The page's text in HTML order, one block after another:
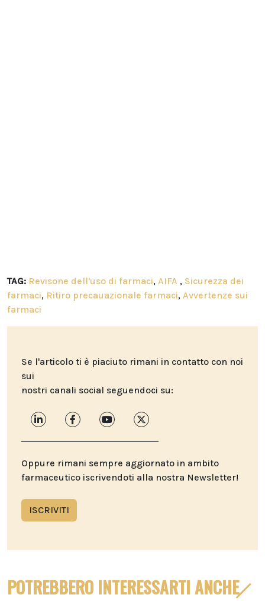
TAG: Revisone dell'uso di farmaci, AIFA , Sicurezza dei
farmaci, Ritiro precauazionale farmaci, Avvertenze sui
farmaci
Se l'articolo ti è piaciuto rimani in contatto con noi
sui
nostri canali social seguendoci su:
Oppure rimani sempre aggiornato in ambito
farmaceutico iscrivendoti alla nostra Newsletter!
ISCRIVITI
POTREBBERO INTERESSARTI ANCHE